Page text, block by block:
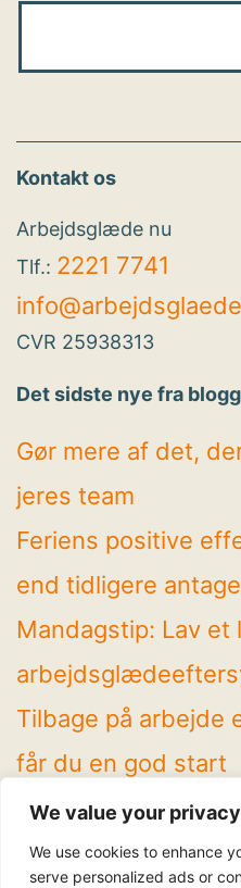
We value your privacy
We use cookies to enhance
serve personalized ads or
Kontakt os
Arbejdsglæde nu
Tlf.: 2221 7741
CVR 25938313
Det sidste nye fra
Gør mere af det,
jeres team
Feriens positive
end tidligere
Mandagstip: Lav et
Tilbage på arbejde
får du en god start
4 spændende
Live! 2026